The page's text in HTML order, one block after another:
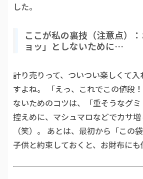
した。
ここが私の裏技（注意点）
ョッ」としないために…
計り売りって、ついつい楽しくて
すよね。 「えっ、これでこの値段
ないためのコツは、「重そうなグ
控えめに、マシュマロなどでカサ
（笑）。 あとは、最初から「この
子供と約束しておくと、お財布にも